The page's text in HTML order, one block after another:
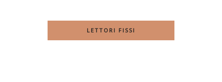
LETTORI FISSI